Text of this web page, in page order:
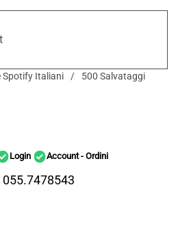
Spotify Italiani
500 Salvataggi
Login Account - Ordini
055.7478543